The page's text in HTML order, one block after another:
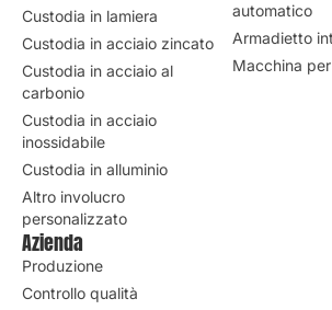
Custodia in lamiera
Custodia in acciaio zincato
Custodia in acciaio al
carbonio
Custodia in acciaio
inossidabile
Custodia in alluminio
Altro involucro
personalizzato
automatico
Armadietto
Macchina
Azienda
Produzione
Controllo qualità